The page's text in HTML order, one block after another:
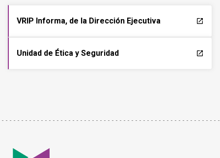
VRIP Informa, de la Dirección Ejecutiva launch
Unidad de Ética y Seguridad launch